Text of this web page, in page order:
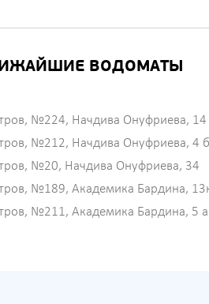
ВОДОМАТЫ
№224, Начдива Онуфриева, 14
№212, Начдива Онуфриева, 4 б
№20, Начдива Онуфриева, 34
№189, Академика Бардина,
№211, Академика Бардина, 5 а